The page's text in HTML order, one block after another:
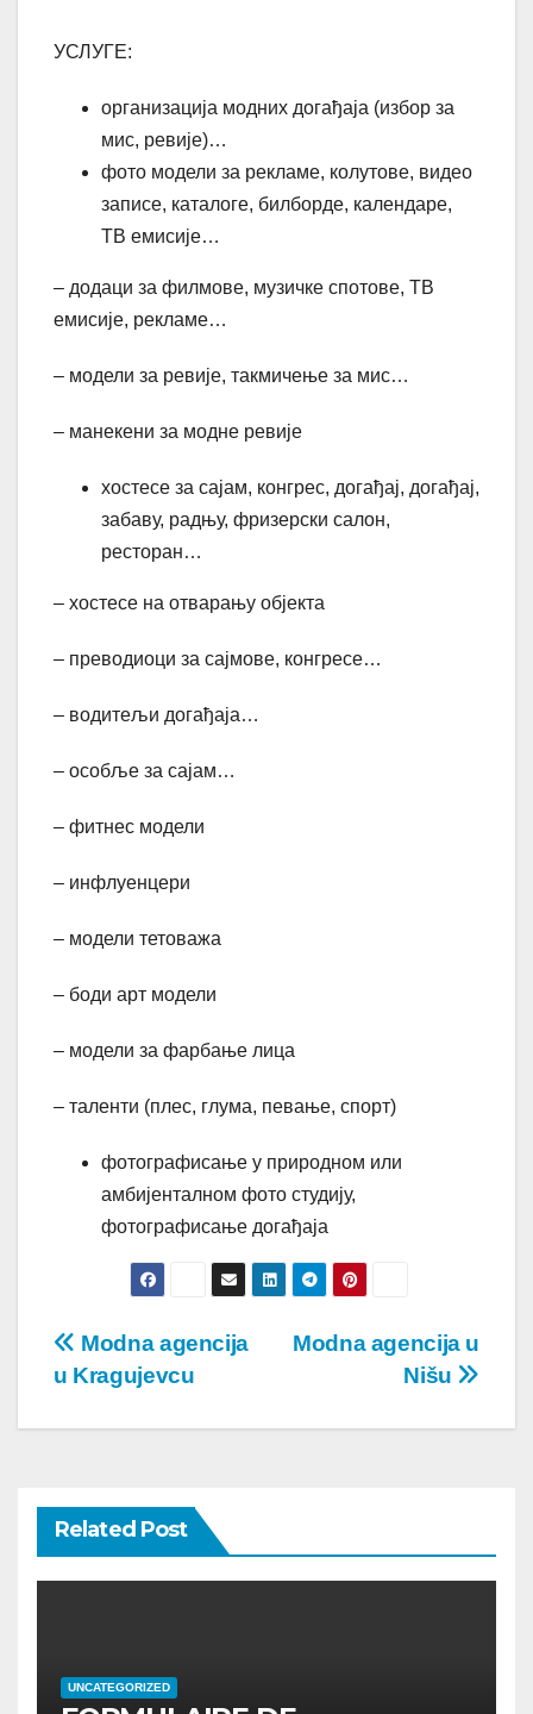
УСЛУГЕ:
организација модних догађаја (избор за
мис, ревије)…
фото модели за рекламе, колутове, видео
записе, каталоге, билборде, календаре,
ТВ емисије…
– додаци за филмове, музичке спотове, ТВ
емисије, рекламе…
– модели за ревије, такмичење за мис…
– манекени за модне ревије
хостесе за сајам, конгрес, догађај, догађај,
забаву, радњу, фризерски салон,
ресторан…
– хостесе на отварању објекта
– преводиоци за сајмове, конгресе…
– водитељи догађаја…
– особље за сајам…
– фитнес модели
– инфлуенцери
– модели тетоважа
– боди арт модели
– модели за фарбање лица
– таленти (плес, глума, певање, спорт)
фотографисање у природном или
амбијенталном фото студију,
фотографисање догађаја
Post
navigation
Modna agencija u
Nišu
Modna agencija
u Kragujevcu
Related Post
UNCATEGORIZED